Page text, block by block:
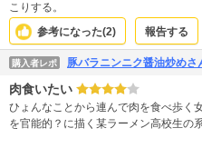
こりする。
参考になった(2) 報告する
購入者レポ 豚バラニンニク醤油炒めさ
肉食いたい
ひょんなことから連んで肉を食べ歩く
を官能的？に描く某ラーメン高校生の
様などが描かれている分、グルメよ